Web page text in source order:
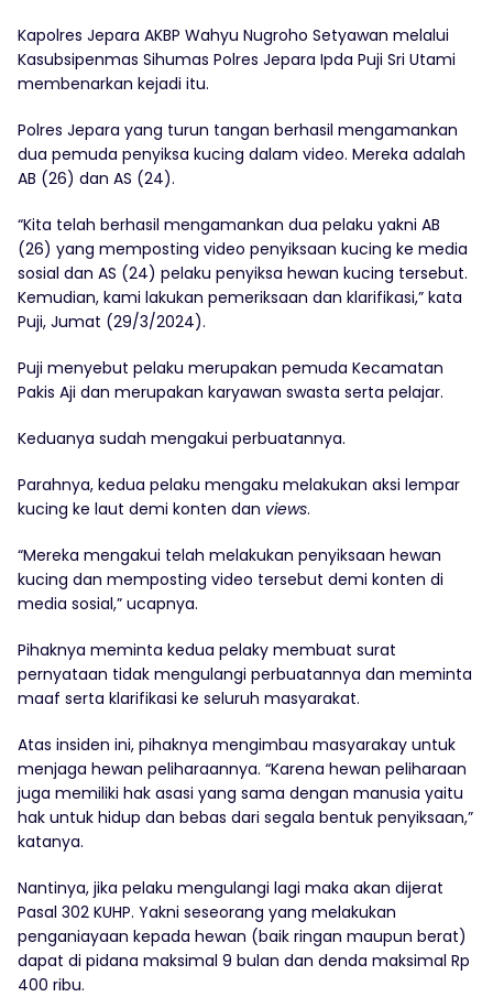
Kapolres Jepara AKBP Wahyu Nugroho Setyawan melalui
Kasubsipenmas Sihumas Polres Jepara Ipda Puji Sri Utami
membenarkan kejadi itu.
Polres Jepara yang turun tangan berhasil mengamankan
dua pemuda penyiksa kucing dalam video. Mereka adalah
AB (26) dan AS (24).
“Kita telah berhasil mengamankan dua pelaku yakni AB
(26) yang memposting video penyiksaan kucing ke media
sosial dan AS (24) pelaku penyiksa hewan kucing tersebut.
Kemudian, kami lakukan pemeriksaan dan klarifikasi,” kata
Puji, Jumat (29/3/2024).
Puji menyebut pelaku merupakan pemuda Kecamatan
Pakis Aji dan merupakan karyawan swasta serta pelajar.
Keduanya sudah mengakui perbuatannya.
Parahnya, kedua pelaku mengaku melakukan aksi lempar
kucing ke laut demi konten dan views.
“Mereka mengakui telah melakukan penyiksaan hewan
kucing dan memposting video tersebut demi konten di
media sosial,” ucapnya.
Pihaknya meminta kedua pelaky membuat surat
pernyataan tidak mengulangi perbuatannya dan meminta
maaf serta klarifikasi ke seluruh masyarakat.
Atas insiden ini, pihaknya mengimbau masyarakay untuk
menjaga hewan peliharaannya. “Karena hewan peliharaan
juga memiliki hak asasi yang sama dengan manusia yaitu
hak untuk hidup dan bebas dari segala bentuk penyiksaan,”
katanya.
Nantinya, jika pelaku mengulangi lagi maka akan dijerat
Pasal 302 KUHP. Yakni seseorang yang melakukan
penganiayaan kepada hewan (baik ringan maupun berat)
dapat di pidana maksimal 9 bulan dan denda maksimal Rp
400 ribu.